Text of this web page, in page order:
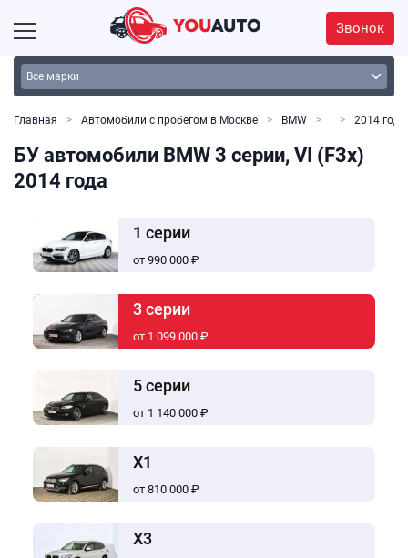
Звонок
Главная Автомобили с пробегом в Москве BMW 2014 год
БУ автомобили BMW 3 серии, VI (F3x)
2014 года
1 серии
от 990 000 ₽
3 серии
от 1 099 000 ₽
5 серии
от 1 140 000 ₽
X1
от 810 000 ₽
X3